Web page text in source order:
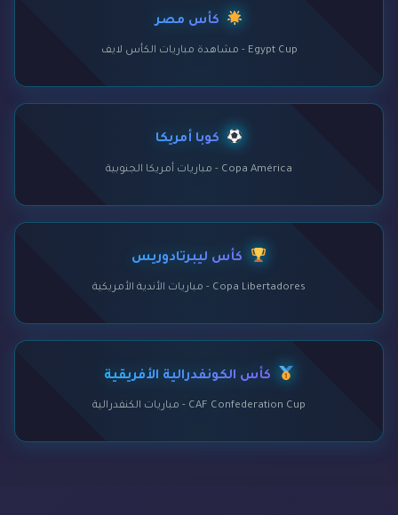
كأس مصر
Egypt Cup - مشاهدة مباريات الكأس لايف
كوبا أمريكا
Copa América - مباريات أمريكا الجنوبية
كأس ليبرتادوريس
Copa Libertadores - مباريات الأندية الأمريكية
كأس الكونفدرالية الأفريقية
CAF Confederation Cup - مباريات الكنفدرالية